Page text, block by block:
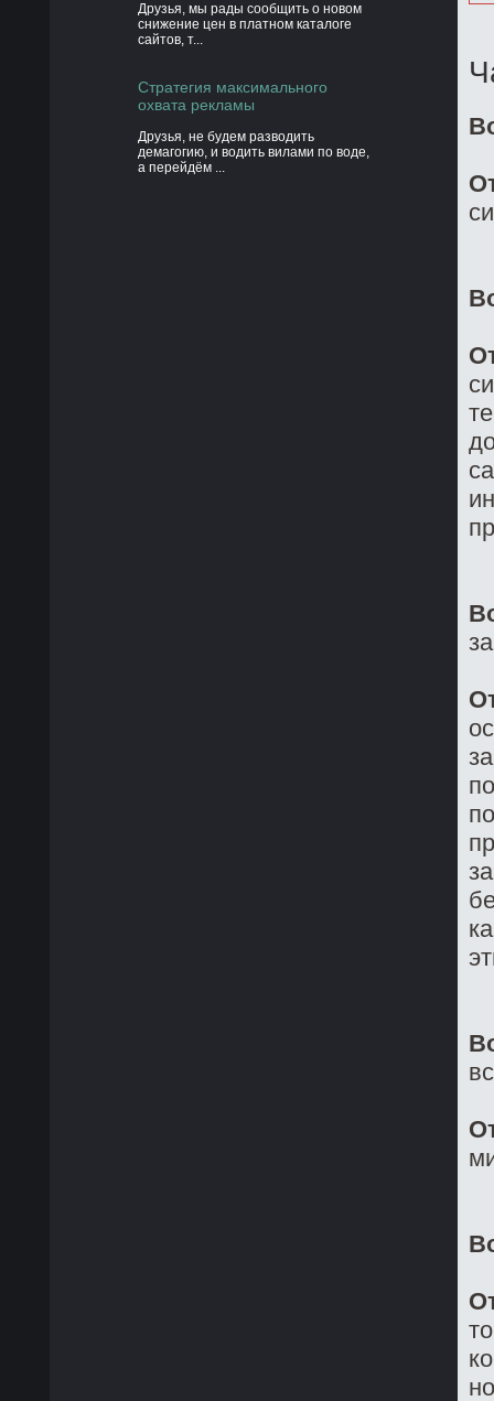
Друзья, мы рады сообщить о новом
снижение цен в платном каталоге
сайтов, т...
Стратегия максимального
охвата рекламы
Друзья, не будем разводить
демагогию, и водить вилами по воде,
а перейдём ...